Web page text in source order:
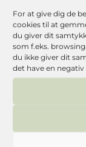
For at give dig de
cookies til at
du giver dit
som f.eks.
du ikke giver dit
det have en
brag på SPOT
danske teenage-
syvtommersøm
Med deres
skaterpunk og
ungdommens rå
deres aldre på blot
(guitar/vokal),